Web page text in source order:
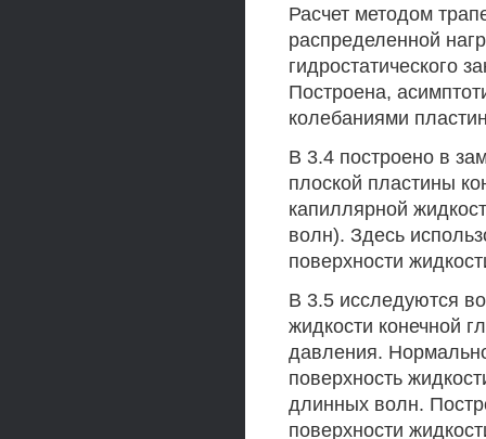
Расчет методом
распределенной
гидростатического
Построена,
колебаниями
В 3.4 построено в
плоской пластины
капиллярной
волн). Здесь
поверхности
В 3.5 исследуются
жидкости конечной
давления.
поверхность
длинных волн.
поверхности